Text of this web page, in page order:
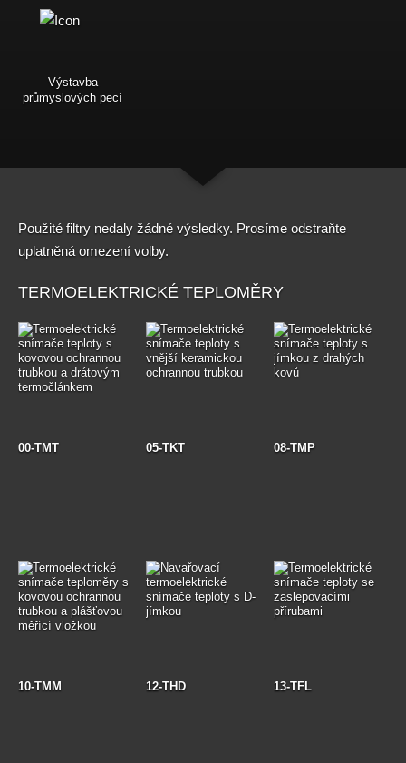
Výstavba
průmyslových pecí
Použité filtry nedaly žádné výsledky. Prosíme odstraňte
uplatněná omezení volby.
TERMOELEKTRICKÉ TEPLOMĚRY
00-TMT 05-TKT 08-TMP
10-TMM 12-THD 13-TFL